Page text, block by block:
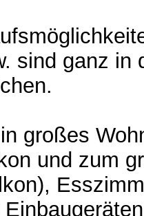
sind ganz in
großes
und zum